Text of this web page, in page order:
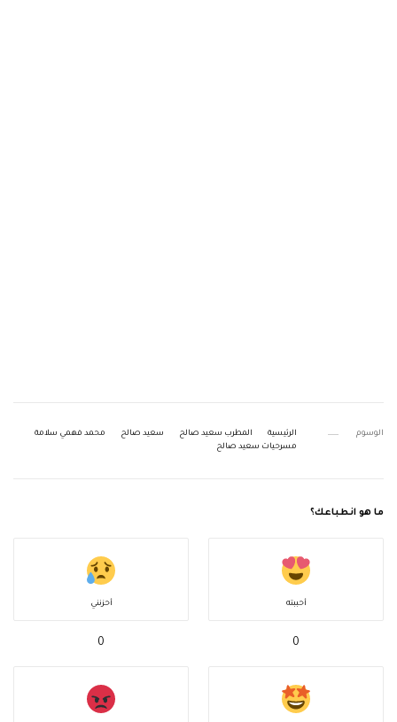
الوسوم الرئيسية المطرب سعيد صالح سعيد صالح
محمد فهمي سلامة
مسرحيات سعيد صالح
ما هو انطباعك؟
أحببته
0
أحزنني
0